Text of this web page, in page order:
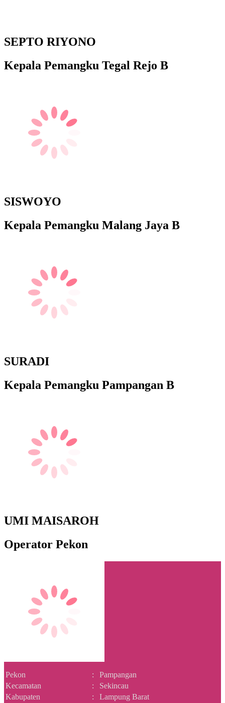
SEPTO RIYONO
Kepala Pemangku Tegal Rejo B
SISWOYO
Kepala Pemangku Malang Jaya B
SURADI
Kepala Pemangku Pampangan B
UMI MAISAROH
Operator Pekon
Pekon :
Pampangan
Kecamatan
:
Sekincau
Kabupaten
: Lampung Barat